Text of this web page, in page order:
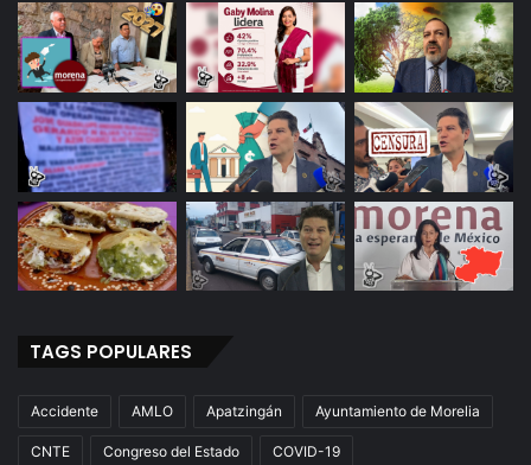
TAGS POPULARES
Accidente AMLO Apatzingán Ayuntamiento de Morelia
CNTE Congreso del Estado COVID-19